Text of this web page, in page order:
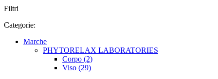
Filtri
Categorie:
Marche
PHYTORELAX LABORATORIES
Corpo (2)
Viso (29)